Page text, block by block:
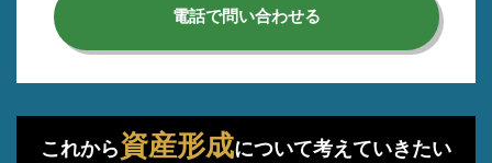
電話で問い合わせる
これから資産形成について考えていきたい